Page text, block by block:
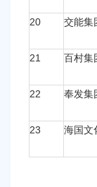
20 交能集
21 百村集
22 奉发集
23 海国文